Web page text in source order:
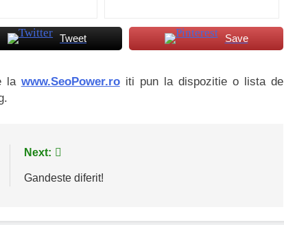
Tweet Save
la www.SeoPower.roiti pun la dispozitie o lista de
Next:
Gandeste diferit!